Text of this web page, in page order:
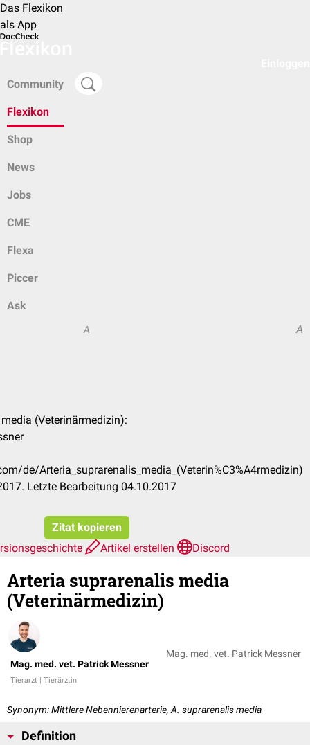
Das Flexikon
als App
Community
Flexikon
Shop
News
Jobs
CME
Flexa
Piccer
Ask
A A
(Veterinärmedizin):
de/Arteria_suprarenalis_media_(Veterin%C3%A4rmedizin)
Letzte Bearbeitung 04.10.2017
Zitat kopieren
Artikel erstellen Discord
Arteria suprarenalis media
(Veterinärmedizin)
Mag. med. vet. Patrick Messner
Tierarzt | Tierärztin
Mag. med. vet. Patrick Messner
Synonym: Mittlere Nebennierenarterie, A. suprarenalis media
Definition